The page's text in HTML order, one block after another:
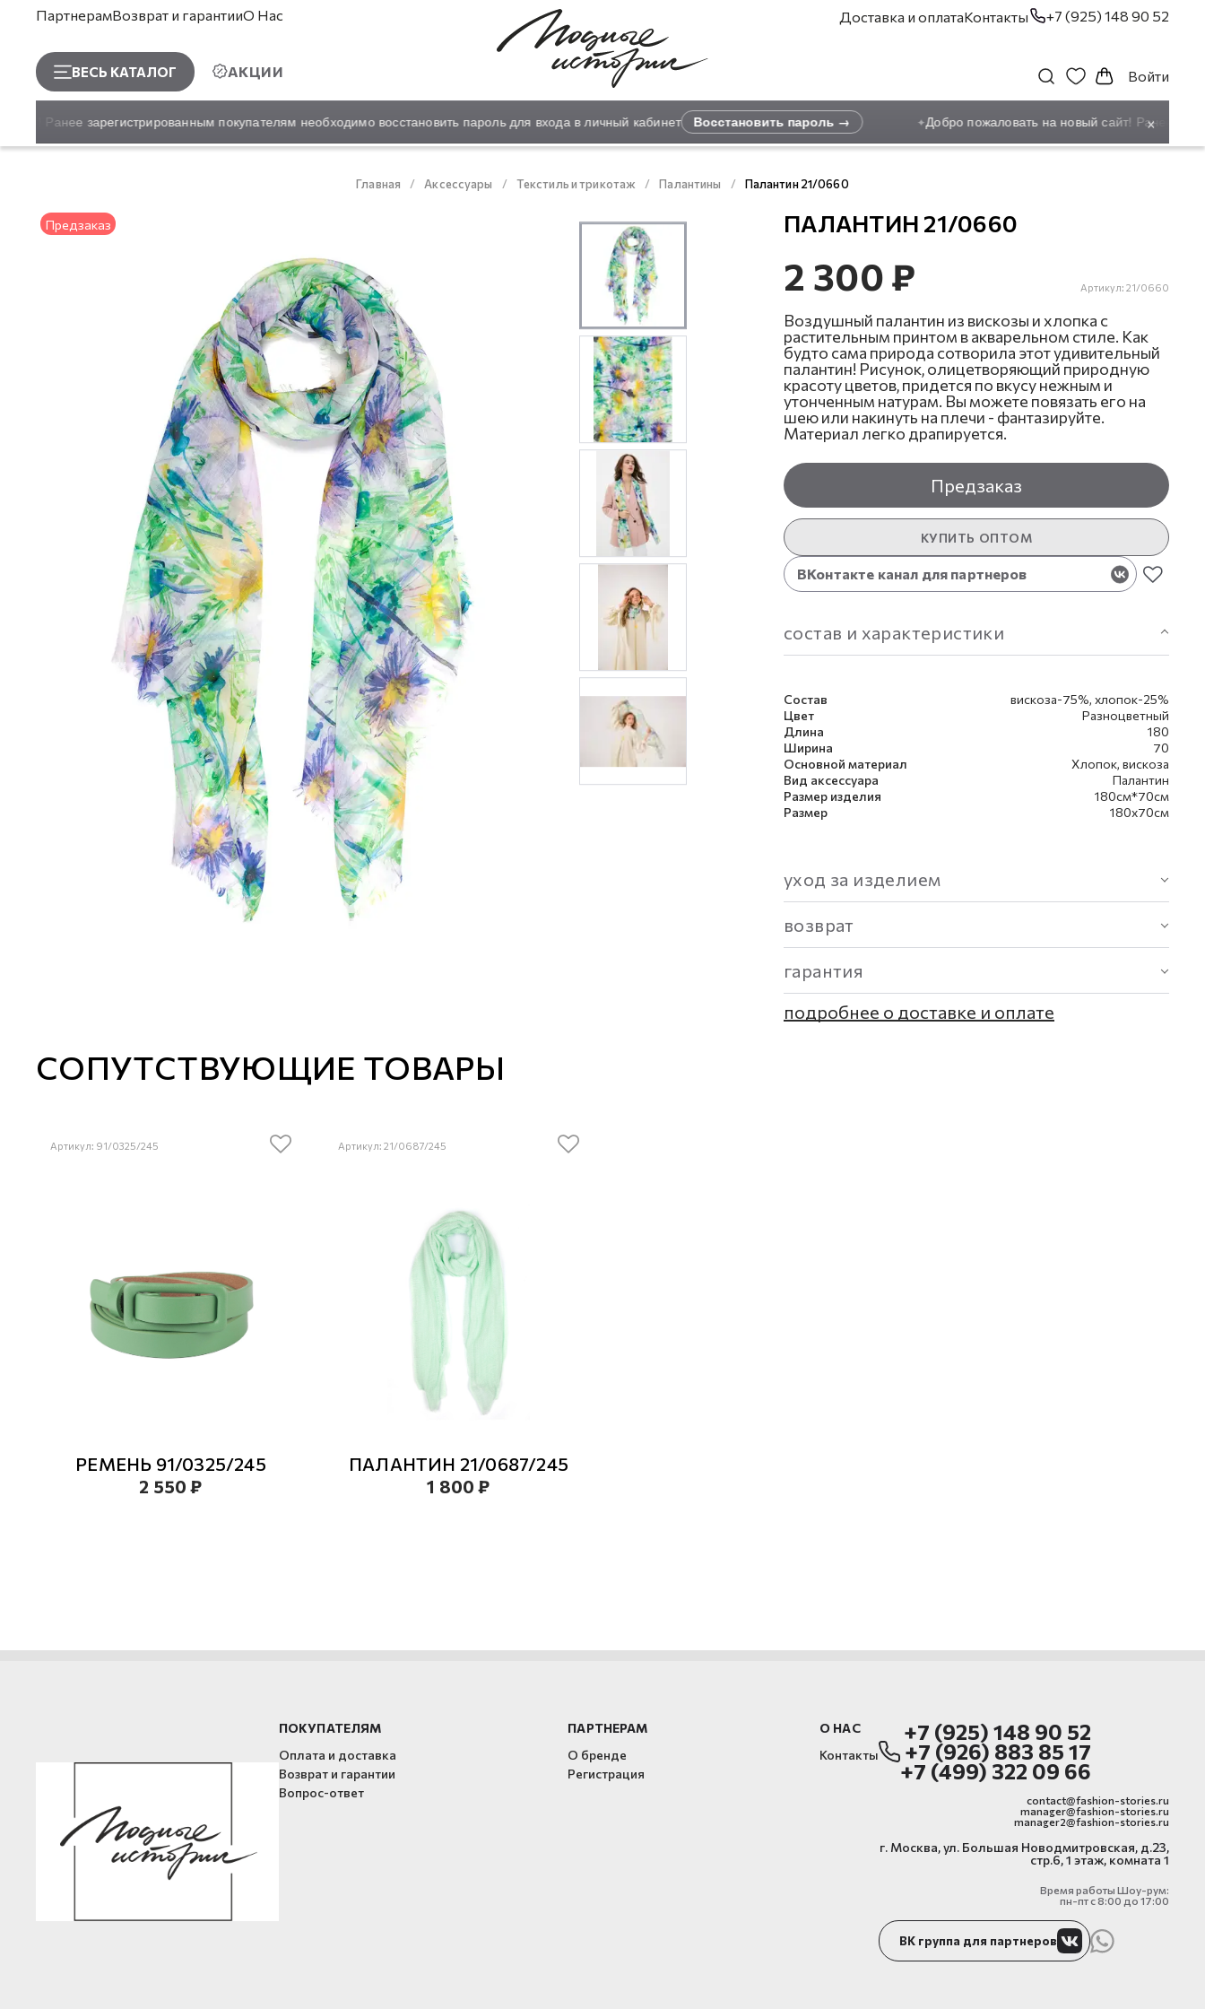
ПартнерамВозврат и гарантииО Нас
ВЕСЬ КАТАЛОГ АКЦИИ
Доставка и оплатаКонтакты +7 (925) 148 90 52
Войти
Ранее зарегистрированным покупателям необходимо восстановить пароль для входа в личный кабинет Восстановить пароль → Добро пожаловать на новый сайт! Ранее
×
Главная Аксессуары Текстиль и трикотаж Палантины Палантин 21/0660
Предзаказ ПАЛАНТИН 21/0660
2 300 ₽ Артикул: 21/0660
Воздушный палантин из вискозы и хлопка с
растительным принтом в акварельном стиле. Как
будто сама природа сотворила этот удивительный
палантин! Рисунок, олицетворяющий природную
красоту цветов, придется по вкусу нежным и
утонченным натурам. Вы можете повязать его на
шею или накинуть на плечи - фантазируйте.
Материал легко драпируется.
Предзаказ
КУПИТЬ ОПТОМ
ВКонтакте канал для партнеров
состав и характеристики
Состав
вискоза-75%, хлопок-25%
Цвет
Разноцветный
Длина
180
Ширина
70
Основной материал
Хлопок, вискоза
Вид аксессуара
Палантин
Размер изделия
180см*70см
Размер
180х70см
уход за изделием
возврат
гарантия
подробнее о доставке и оплате
СОПУТСТВУЮЩИЕ ТОВАРЫ
Артикул: 91/0325/245
РЕМЕНЬ 91/0325/245
2 550 ₽
Артикул: 21/0687/245
ПАЛАНТИН 21/0687/245
1 800 ₽
ПОКУПАТЕЛЯМ
Оплата и доставка
Возврат и гарантии
Вопрос-ответ
ПАРТНЕРАМ
О бренде
Регистрация
О НАС
Контакты
+7 (925) 148 90 52
+7 (926) 883 85 17
+7 (499) 322 09 66
contact@fashion-stories.ru
manager@fashion-stories.ru
manager2@fashion-stories.ru
г. Москва, ул. Большая Новодмитровская, д.23,
стр.6, 1 этаж, комната 1
Время работы Шоу-рум:
пн-пт с 8:00 до 17:00
ВК группа для партнеров